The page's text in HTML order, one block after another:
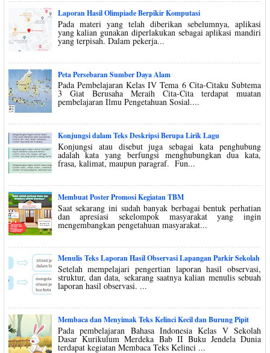
Laporan Hasil Olimpiade Berpikir Komputasi
Pada materi yang telah diberikan sebelumnya, aplikasi
yang kalian gunakan diperlakukan sebagai aplikasi mandiri
yang terpisah. Dalam pekerja...
Peta Persebaran Sumber Daya Alam
Pada Pembelajaran Kelas IV Tema 6 Cita-Citaku Subtema
3 Giat Berusaha Meraih Cita-Cita terdapat muatan
pembelajaran Ilmu Pengetahuan Sosial....
Konjungsi dalam Teks Deskripsi Berupa Lirik Lagu
Konjungsi atau disebut juga sebagai kata penghubung
adalah kata yang berfungsi menghubungkan dua kata,
frasa, kalimat, maupun paragraf. Fun...
Membuat Poster Promosi Kegiatan TBM
Saat sekarang ini sudah banyak berbagai bentuk perhatian
dan apresiasi sekelompok masyarakat yang ingin
mengembangkan pengetahuan masyarakat...
Menulis Teks Laporan Hasil Observasi Lapangan Parkir Sekolah
Setelah mempelajari pengertian laporan hasil observasi,
struktur, dan data, sekarang saatnya kalian menulis sebuah
laporan hasil observasi. ...
Membaca dan Menyimak Teks Kelinci Kecil dan Burung Pipit
Pada pembelajaran Bahasa Indonesia Kelas V Sekolah
Dasar Kurikulum Merdeka Bab II Buku Jendela Dunia
terdapat kegiatan Membaca Teks Kelinci ...